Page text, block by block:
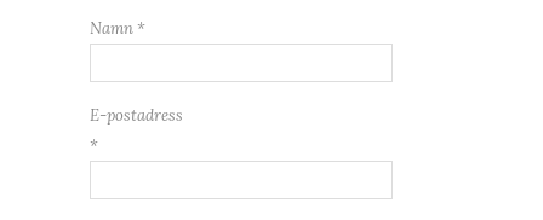
Namn *
E-postadress
*